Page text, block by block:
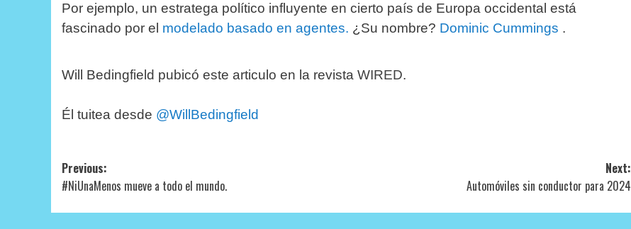
Por ejemplo, un estratega político influyente en cierto país de Europa occidental está
fascinado por el modelado basado en agentes. ¿Su nombre? Dominic Cummings .
Will Bedingfield pubicó este articulo en la revista WIRED.
Él tuitea desde @WillBedingfield
Post
navigation
Previous:
#NiUnaMenos mueve a todo el mundo.
Next:
Automóviles sin conductor para 2024